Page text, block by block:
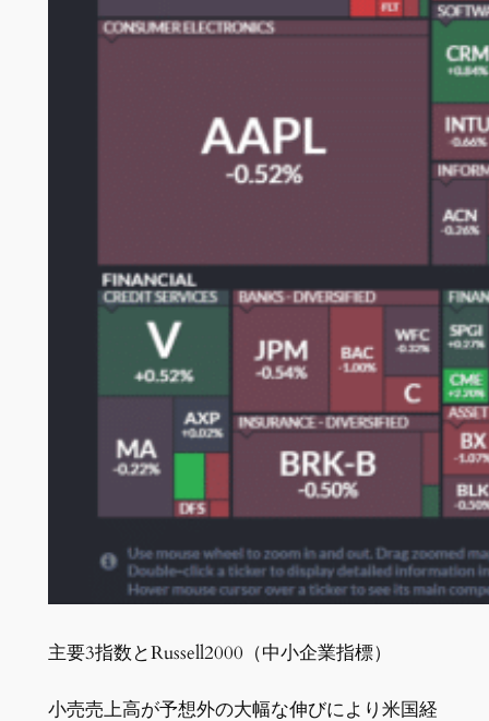
主要3指数とRussell2000（中小企業指標）
小売売上高が予想外の大幅な伸びにより米国経